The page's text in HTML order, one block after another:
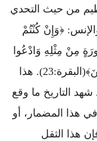
من حيث التحدي
﴿وَإِنْ كُنْتُمْ
مِنْ مِثْلِهِ وَادْعُوا
شُهَدَاءَكُمْ مِنْ دُونِ اللهِ إِنْ كُنْتُمْ صَادِقِينَ﴾(البقرة:23). هذا
التاريخ ما وقع
هذا المضمار، أو
هذا الثقل